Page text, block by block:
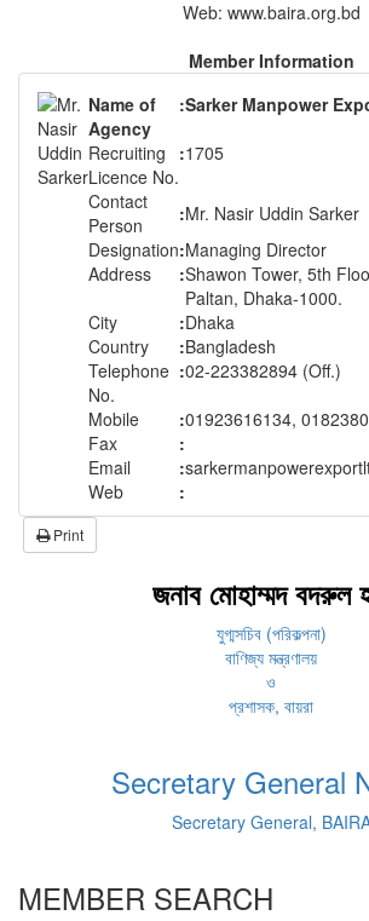
Web: www.baira.org.bd
Member Information
Name of
Agency
:Sarker Manpower
Recruiting
Licence No.
:1705
Contact
Person
:Mr. Nasir Uddin Sarker
Designation:Managing Director
Address
:Shawon Tower, 5th
Paltan, Dhaka-1000.
City
:Dhaka
Country
:Bangladesh
Telephone
No.
:02-223382894 (Off.)
Mobile
:01923616134,
Fax
:
Email
:
Web
:
Print
জনাব মোহাম্মদ বদরুল
যুগ্মসচিব (পরিকল্পনা)
বাণিজ্য মন্ত্রণালয়
ও
প্রশাসক, বায়রা
Secretary General
Secretary General,
MEMBER SEARCH